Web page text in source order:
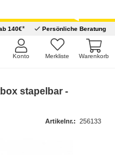
140€* Persönliche Beratung
Warenkorb
Merkliste
Konto
stapelbar -
Artikelnr.: 256133